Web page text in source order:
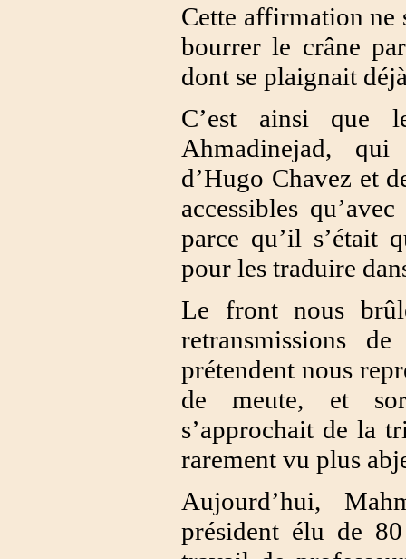
Cette affirmation ne
bourrer le crâne
dont se plaignait
C’est ainsi que
Ahmadinejad, qui
d’Hugo Chavez et
accessibles
parce qu’il s’était
pour les traduire
Le front nous
retransmissions
prétendent nous
de meute, et
s’approchait de la
rarement vu plus
Aujourd’hui,
président élu de